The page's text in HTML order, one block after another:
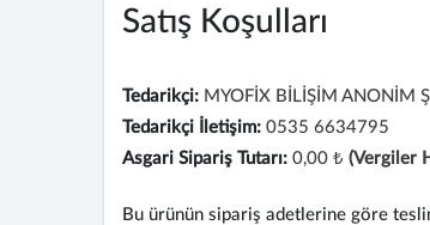
Satış Koşulları
Tedarikçi: MYOFİX BİLİŞİM ANONİM
Tedarikçi İletişim: 0535 6634795
Asgari Sipariş Tutarı: 0,00 ₺ (Vergiler
Bu ürünün sipariş adetlerine göre